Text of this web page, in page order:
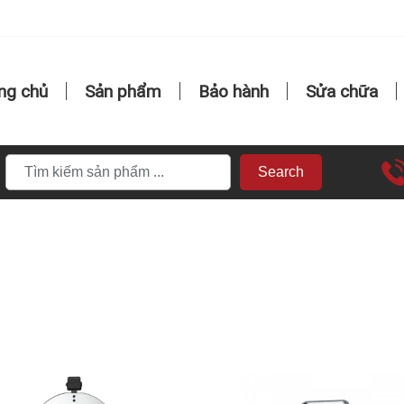
chủ Sản phẩm Bảo hành Sửa chữa
Search